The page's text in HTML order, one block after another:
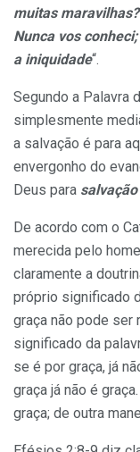
muitas
Nunca vos
a iniquidade“.
Segundo a Palavra
simplesmente
a salvação é para
envergonho do
Deus para
De acordo com o
merecida pelo
claramente a
próprio significado
graça não pode ser
significado da
se é por graça, já
graça já não é
graça; de outra